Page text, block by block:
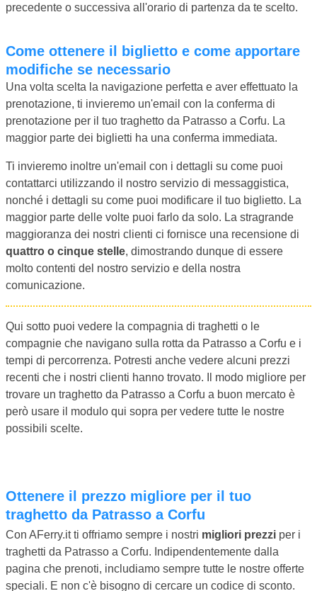
precedente o successiva all'orario di partenza da te scelto.
Come ottenere il biglietto e come apportare
modifiche se necessario
Una volta scelta la navigazione perfetta e aver effettuato la
prenotazione, ti invieremo un'email con la conferma di
prenotazione per il tuo traghetto da Patrasso a Corfu. La
maggior parte dei biglietti ha una conferma immediata.
Ti invieremo inoltre un'email con i dettagli su come puoi
contattarci utilizzando il nostro servizio di messaggistica,
nonché i dettagli su come puoi modificare il tuo biglietto. La
maggior parte delle volte puoi farlo da solo. La stragrande
maggioranza dei nostri clienti ci fornisce una recensione di
quattro o cinque stelle, dimostrando dunque di essere
molto contenti del nostro servizio e della nostra
comunicazione.
Qui sotto puoi vedere la compagnia di traghetti o le
compagnie che navigano sulla rotta da Patrasso a Corfu e i
tempi di percorrenza. Potresti anche vedere alcuni prezzi
recenti che i nostri clienti hanno trovato. Il modo migliore per
trovare un traghetto da Patrasso a Corfu a buon mercato è
però usare il modulo qui sopra per vedere tutte le nostre
possibili scelte.
Ottenere il prezzo migliore per il tuo
traghetto da Patrasso a Corfu
Con AFerry.it ti offriamo sempre i nostri migliori prezzi per i
traghetti da Patrasso a Corfu. Indipendentemente dalla
pagina che prenoti, includiamo sempre tutte le nostre offerte
speciali. E non c'è bisogno di cercare un codice di sconto.